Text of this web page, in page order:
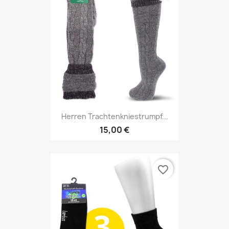
Herren Trachtenkniestrumpf...
15,00 €
favorite_border